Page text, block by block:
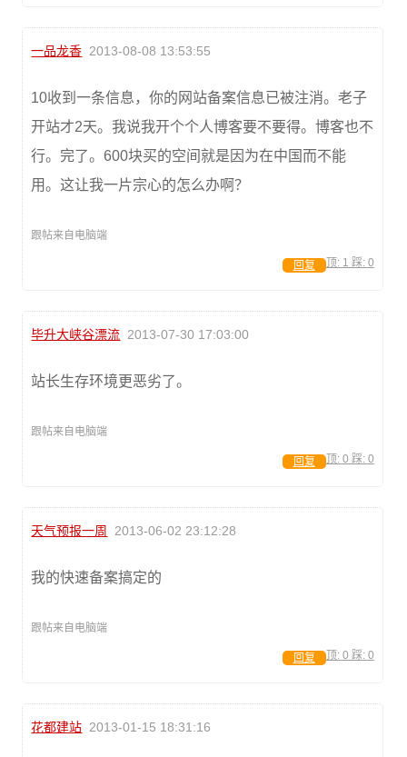
一品龙香 2013-08-08 13:53:55
10收到一条信息，你的网站备案信息已被注消。老子
开站才2天。我说我开个个人博客要不要得。博客也不
行。完了。600块买的空间就是因为在中国而不能
用。这让我一片宗心的怎么办啊？
跟帖来自电脑端
顶: 1 踩: 0
回复
毕升大峡谷漂流 2013-07-30 17:03:00
站长生存环境更恶劣了。
跟帖来自电脑端
顶: 0 踩: 0
回复
天气预报一周 2013-06-02 23:12:28
我的快速备案搞定的
跟帖来自电脑端
顶: 0 踩: 0
回复
花都建站 2013-01-15 18:31:16